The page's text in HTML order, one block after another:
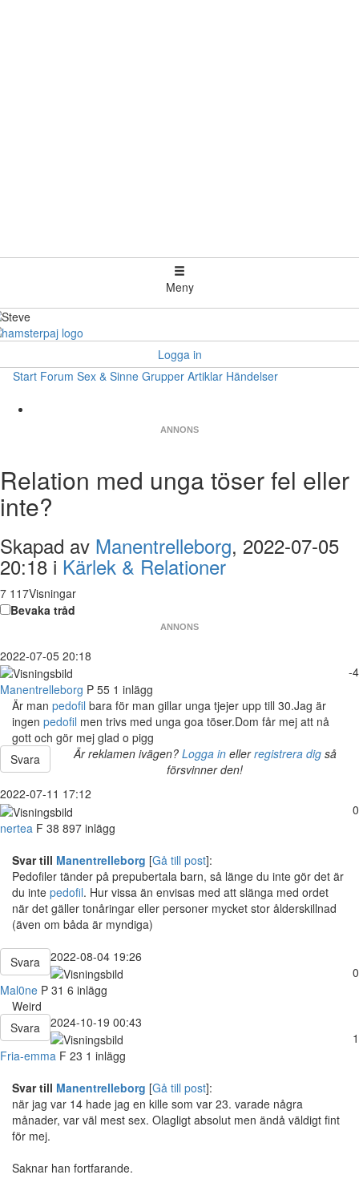
Meny
Logga in
Start Forum Sex & Sinne Grupper Artiklar Händelser
ANNONS
Relation med unga töser fel eller
inte?
Skapad av Manentrelleborg, 2022-07-05
20:18 i Kärlek & Relationer
7 117Visningar
Bevaka tråd
ANNONS
2022-07-05 20:18
-4
Manentrelleborg P 55 1 inlägg
Är man pedofil bara för man gillar unga tjejer upp till 30.Jag är
ingen pedofil men trivs med unga goa töser.Dom får mej att nå
gott och gör mej glad o pigg
Svara
Är reklamen ivägen? Logga inellerregistrera digså
försvinner den!
2022-07-11 17:12
0
nertea F 38 897 inlägg
Svar till Manentrelleborg [Gå till post]:
Pedofiler tänder på prepubertala barn, så länge du inte gör det är
du inte pedofil. Hur vissa än envisas med att slänga med ordet
när det gäller tonåringar eller personer mycket stor ålderskillnad
(även om båda är myndiga)
Svara
2022-08-04 19:26
0
Mal0ne P 31 6 inlägg
Weird
Svara
2024-10-19 00:43
1
Fria-emma F 23 1 inlägg
Svar till Manentrelleborg [Gå till post]:
när jag var 14 hade jag en kille som var 23. varade några
månader, var väl mest sex. Olagligt absolut men ändå väldigt fint
för mej.
Saknar han fortfarande.